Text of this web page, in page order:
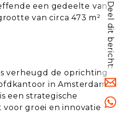
een gedeelte van
van circa 473 m²
verheugd de oprichting
in Amsterdam
een strategische
voor groei en innovatie
Deel dit bericht: